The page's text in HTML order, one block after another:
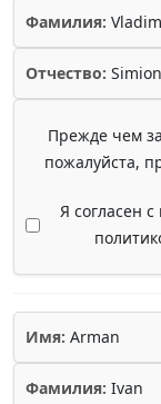
Фамилия:
Отчество: Simion
Прежде чем
пожалуйста,
Я согласен
Имя: Arman
Фамилия: Ivan